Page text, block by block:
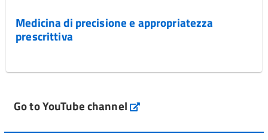
Medicina di precisione e appropriatezza
prescrittiva
Go to YouTube channel